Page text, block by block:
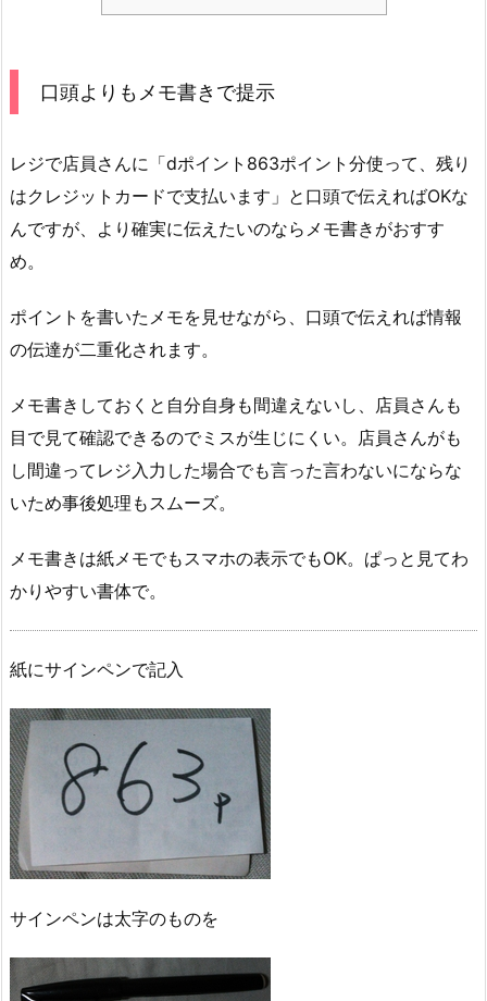
口頭よりもメモ書きで提示
レジで店員さんに「dポイント863ポイント分使って、残り
はクレジットカードで支払います」と口頭で伝えればOKな
んですが、より確実に伝えたいのならメモ書きがおすす
め。
ポイントを書いたメモを見せながら、口頭で伝えれば情報
の伝達が二重化されます。
メモ書きしておくと自分自身も間違えないし、店員さんも
目で見て確認できるのでミスが生じにくい。店員さんがも
し間違ってレジ入力した場合でも言った言わないにならな
いため事後処理もスムーズ。
メモ書きは紙メモでもスマホの表示でもOK。ぱっと見てわ
かりやすい書体で。
紙にサインペンで記入
サインペンは太字のものを